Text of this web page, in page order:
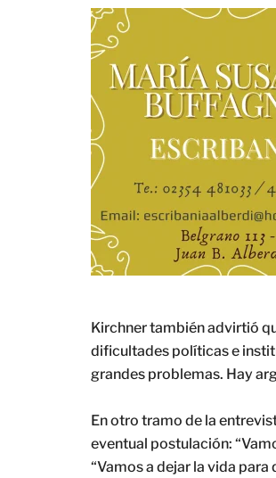
Kirchner también advirtió
dificultades políticas e
grandes problemas. Hay
En otro tramo de la
eventual postulación:
“Vamos a dejar la vida